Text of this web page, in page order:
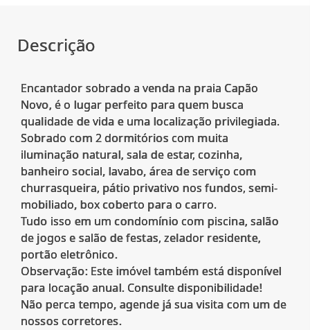
Descrição
Encantador sobrado a venda na praia Capão
Novo, é o lugar perfeito para quem busca
qualidade de vida e uma localização privilegiada.
Sobrado com 2 dormitórios com muita
iluminação natural, sala de estar, cozinha,
banheiro social, lavabo, área de serviço com
churrasqueira, pátio privativo nos fundos, semi-
mobiliado, box coberto para o carro.
Tudo isso em um condomínio com piscina, salão
de jogos e salão de festas, zelador residente,
portão eletrônico.
Observação: Este imóvel também está disponível
para locação anual. Consulte disponibilidade!
Não perca tempo, agende já sua visita com um de
nossos corretores.